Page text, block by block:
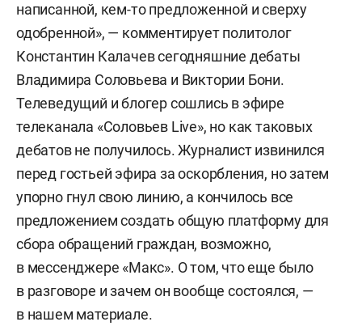
написанной, кем-то предложенной и сверху
одобренной», — комментирует политолог
Константин Калачев сегодняшние дебаты
Владимира Соловьева и Виктории Бони.
Телеведущий и блогер сошлись в эфире
телеканала «Соловьев Live», но как таковых
дебатов не получилось. Журналист извинился
перед гостьей эфира за оскорбления, но затем
упорно гнул свою линию, а кончилось все
предложением создать общую платформу для
сбора обращений граждан, возможно,
в мессенджере «Макс». О том, что еще было
в разговоре и зачем он вообще состоялся, —
в нашем материале.